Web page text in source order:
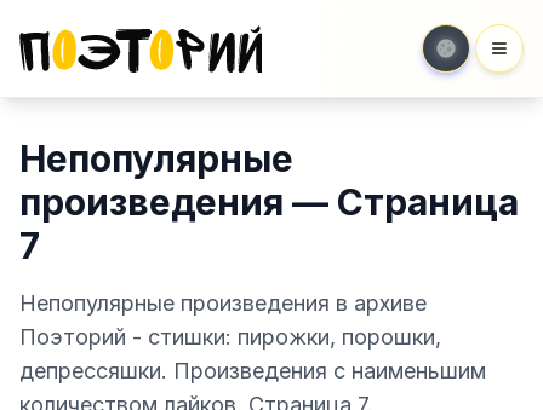
Непопулярные
произведения — Страница
7
Непопулярные произведения в архиве
Поэторий - стишки: пирожки, порошки,
депрессяшки. Произведения с наименьшим
количеством лайков. Страница 7.